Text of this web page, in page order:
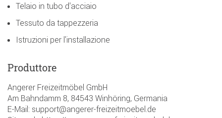
Telaio in tubo d'acciaio
Tessuto da tappezzeria
Istruzioni per l'installazione
Produttore
Angerer Freizeitmöbel GmbH
Am Bahndamm 8, 84543 Winhöring, Germania
E-Mail: support@angerer-freizeitmoebel.de